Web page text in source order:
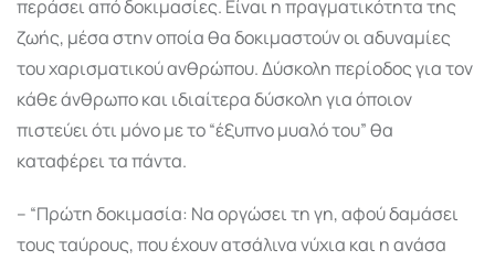
περάσει από δοκιμασίες. Είναι η πραγματικότητα της
ζωής, μέσα στην οποία θα δοκιμαστούν οι αδυναμίες
του χαρισματικού ανθρώπου. Δύσκολη περίοδος για τον
κάθε άνθρωπο και ιδιαίτερα δύσκολη για όποιον
πιστεύει ότι μόνο με το “έξυπνο μυαλό του” θα
καταφέρει τα πάντα.
– “Πρώτη δοκιμασία: Να οργώσει τη γη, αφού δαμάσει
τους ταύρους, που έχουν ατσάλινα νύχια και η ανάσα